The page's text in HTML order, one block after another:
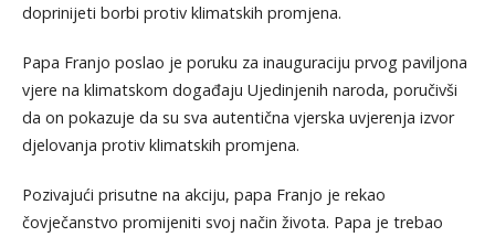
doprinijeti borbi protiv klimatskih promjena.
Papa Franjo poslao je poruku za inauguraciju prvog paviljona
vjere na klimatskom događaju Ujedinjenih naroda, poručivši
da on pokazuje da su sva autentična vjerska uvjerenja izvor
djelovanja protiv klimatskih promjena.
Pozivajući prisutne na akciju, papa Franjo je rekao
čovječanstvo promijeniti svoj način života. Papa je trebao